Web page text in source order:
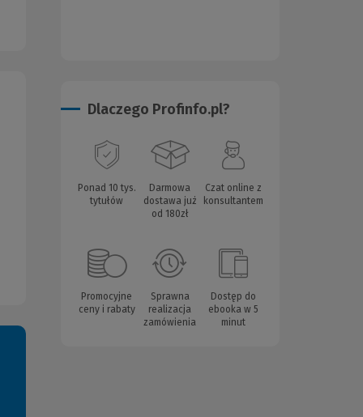
Dlaczego Profinfo.pl?
Ponad 10 tys.
tytułów
Darmowa
dostawa już
od 180zł
Czat online z
konsultantem
Promocyjne
ceny i rabaty
Sprawna
realizacja
zamówienia
Dostęp do
ebooka w 5
minut